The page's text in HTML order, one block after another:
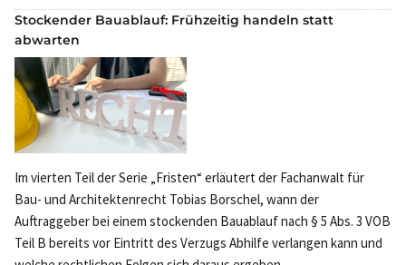
Stockender Bauablauf: Frühzeitig handeln statt
abwarten
Im vierten Teil der Serie „Fristen“ erläutert der Fachanwalt für
Bau- und Architektenrecht Tobias Borschel, wann der
Auftraggeber bei einem stockenden Bauablauf nach § 5 Abs. 3 VOB
Teil B bereits vor Eintritt des Verzugs Abhilfe verlangen kann und